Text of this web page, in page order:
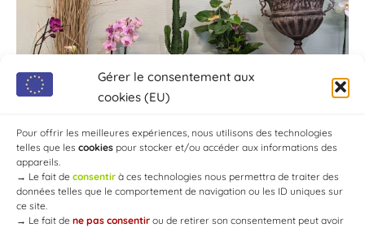
Gérer le consentement aux
cookies (EU)
Pour offrir les meilleures expériences, nous utilisons des technologies
telles que les cookies pour stocker et/ou accéder aux informations des
appareils.
→ Le fait de consentir à ces technologies nous permettra de traiter des
données telles que le comportement de navigation ou les ID uniques sur
ce site.
→ Le fait de ne pas consentir ou de retirer son consentement peut avoir